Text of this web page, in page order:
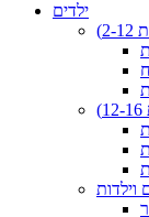
ילדים
וילדות